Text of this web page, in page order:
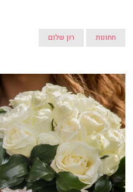
חתונות רון שלום